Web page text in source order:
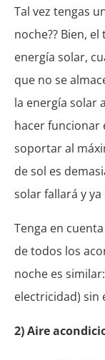
Tal vez tengas
noche?? Bien,
energía solar,
que no se
la energía solar
hacer funcionar
soportar al
de sol es
solar fallará y
Tenga en
de todos los
noche es
electricidad) sin
2) Aire